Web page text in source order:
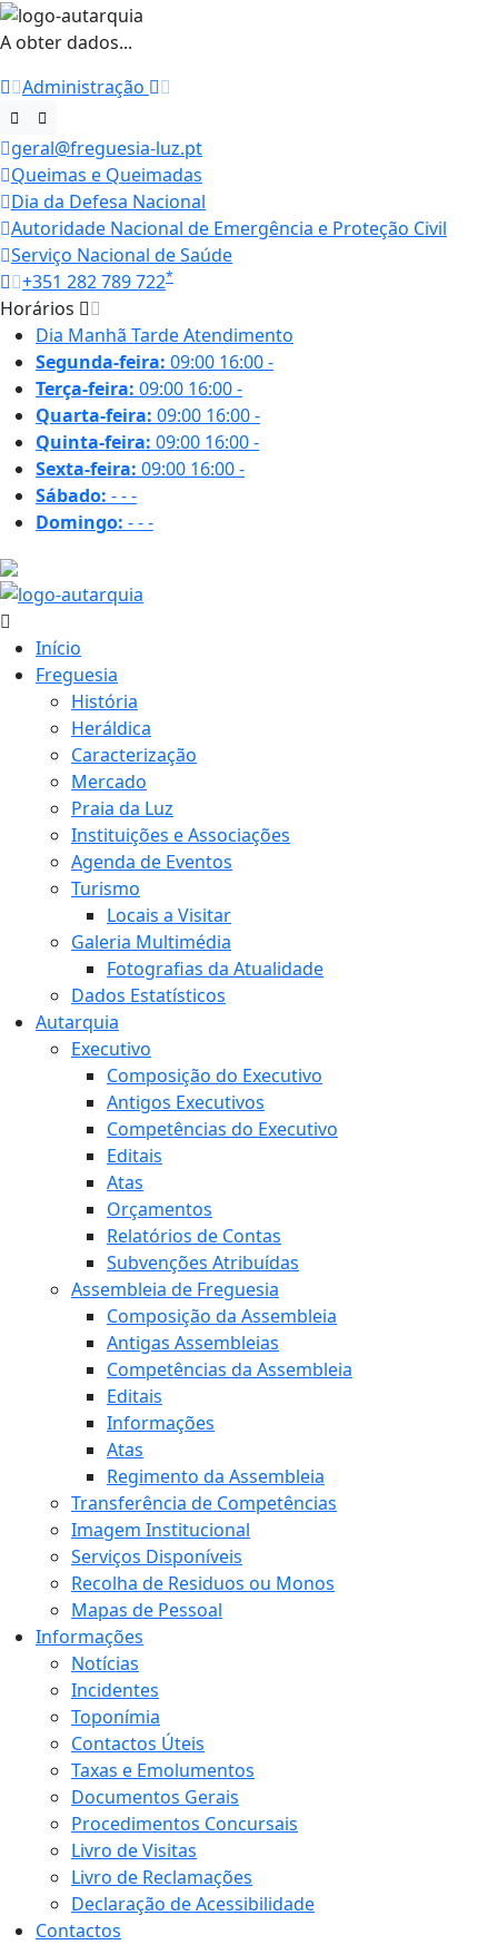
A obter dados...
Administração
geral@freguesia-luz.pt
Queimas e Queimadas
Dia da Defesa Nacional
Autoridade Nacional de Emergência e Proteção Civil
Serviço Nacional de Saúde
+351 282 789 722*
Horários
Dia Manhã TardeAtendimento
Segunda-feira: 09:00 16:00-
Terça-feira: 09:00 16:00-
Quarta-feira: 09:00 16:00-
Quinta-feira: 09:00 16:00-
Sexta-feira: 09:00 16:00-
Sábado: ---
Domingo: ---
Início
Freguesia
História
Heráldica
Caracterização
Mercado
Praia da Luz
Instituições e Associações
Agenda de Eventos
Turismo
Locais a Visitar
Galeria Multimédia
Fotografias da Atualidade
Dados Estatísticos
Autarquia
Executivo
Composição do Executivo
Antigos Executivos
Competências do Executivo
Editais
Atas
Orçamentos
Relatórios de Contas
Subvenções Atribuídas
Assembleia de Freguesia
Composição da Assembleia
Antigas Assembleias
Competências da Assembleia
Editais
Informações
Atas
Regimento da Assembleia
Transferência de Competências
Imagem Institucional
Serviços Disponíveis
Recolha de Residuos ou Monos
Mapas de Pessoal
Informações
Notícias
Incidentes
Toponímia
Contactos Úteis
Taxas e Emolumentos
Documentos Gerais
Procedimentos Concursais
Livro de Visitas
Livro de Reclamações
Declaração de Acessibilidade
Contactos